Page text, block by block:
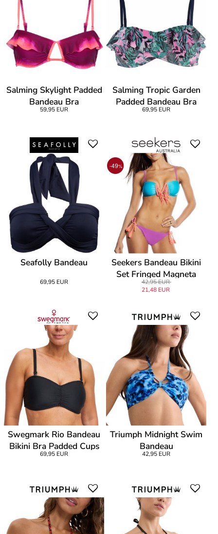
Salming Skylight Padded
Bandeau Bra
59,95 EUR
Salming Tropic Garden
Padded Bandeau Bra
69,95 EUR
Seafolly Bandeau
69,95 EUR
-49%
Seekers Bandeau Bikini
Set Fringed Magneta
42,95 EUR
21,48 EUR
Swegmark Rio Bandeau
Bikini Bra Padded Cups
69,95 EUR
Triumph Midnight Swim
Bandeau
42,95 EUR